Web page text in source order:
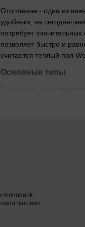
Отопление - одна из
удобным, на
потребует
позволяет быстро и
считается теплый пол
Основные типы
водой. Применять
времени проводят
потребителей. А их у
Нагревательный
устойчивостью к
использовать готовый